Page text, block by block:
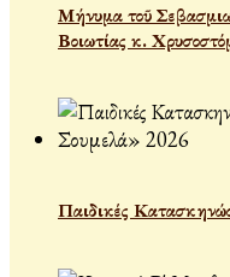
Μήνυμα τοῦ
Βοιωτίας κ.
Παιδικές